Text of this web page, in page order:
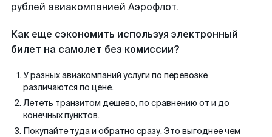
рублей авиакомпанией Аэрофлот.
Как еще сэкономить используя электронный
билет на самолет без комиссии?
У разных авиакомпаний услуги по перевозке
различаются по цене.
Лететь транзитом дешево, по сравнению от и до
конечных пунктов.
Покупайте туда и обратно сразу. Это выгоднее чем